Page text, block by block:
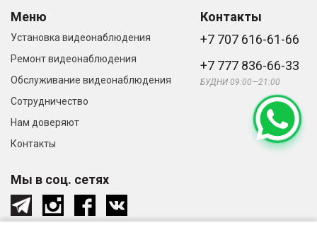
Меню
Установка видеонаблюдения
Ремонт видеонаблюдения
Обслуживание видеонаблюдения
Сотрудничество
Нам доверяют
Контакты
Контакты
+7 707 616-61-66
+7 777 836-66-33
БУДНИ 09:00—21:00
Мы в соц. сетях